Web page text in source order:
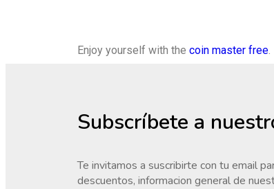
Enjoy yourself with the coin master free
Subscríbete a
Te invitamos a suscribirte con tu email
descuentos, informacion general de